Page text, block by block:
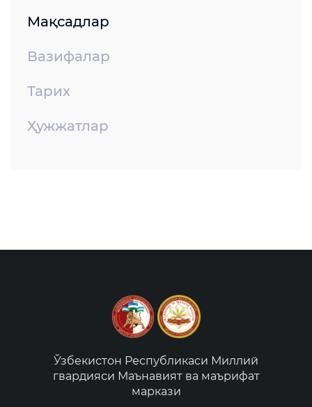
Мақсадлар
Вазифалар
Тарих
Ҳужжатлар
Ўзбекистон Республикаси Миллий
гвардияси Маънавият ва маърифат
маркази